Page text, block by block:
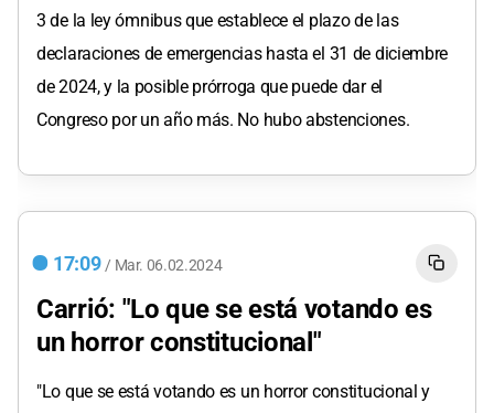
3 de la ley ómnibus que establece el plazo de las
declaraciones de emergencias hasta el 31 de diciembre
de 2024, y la posible prórroga que puede dar el
Congreso por un año más. No hubo abstenciones.
17:09 / Mar. 06.02.2024
Carrió: "Lo que se está votando es
un horror constitucional"
"Lo que se está votando es un horror constitucional y